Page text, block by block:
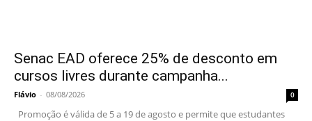
Senac EAD oferece 25% de desconto em
cursos livres durante campanha...
Flávio - 08/08/2026 0
Promoção é válida de 5 a 19 de agosto e permite que estudantes